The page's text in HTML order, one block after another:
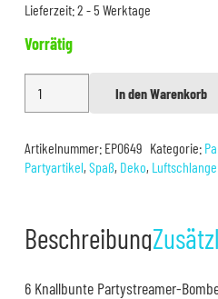
Lieferzeit:2 - 5 Werktage
Vorrätig
Nico
Luftschlangen-
bunt
In den Warenkorb
Alternative:
Artikelnummer: EP0649 Kategorie:
Partyartikel, Spaß, Deko,
Beschreibung
6 Knallbunte Partystreamer-